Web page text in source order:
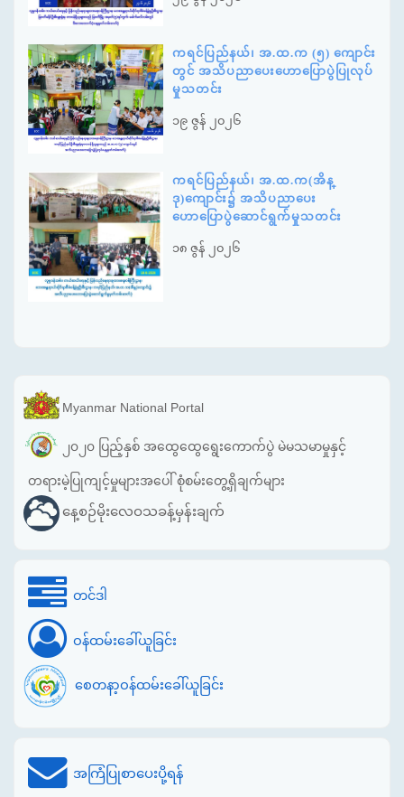
ကရင်ပြည်နယ်၊ အ.ထ.က (၅) ကျောင်း
တွင် အသိပညာပေးဟောပြောပွဲပြုလုပ်
မှုသတင်း
၁၉ ဇွန် ၂၀၂၆
ကရင်ပြည်နယ်၊ အ.ထ.က(အိန္
ဒု)ကျောင်း၌ အသိပညာပေး
ဟောပြောပွဲဆောင်ရွက်မှုသတင်း
၁၈ ဇွန် ၂၀၂၆
Myanmar National Portal
၂၀၂၀ ပြည့်နှစ် အထွေထွေရွေးကောက်ပွဲ မဲမသမာမှုနှင့်
တရားမဲ့ပြုကျင့်မှုများအပေါ် စုံစမ်းတွေ့ရှိချက်များ
နေ့စဉ်မိုးလေဝသခန့်မှန်းချက်
တင်ဒါ
ဝန်ထမ်းခေါ်ယူခြင်း
စေတနာ့ဝန်ထမ်းခေါ်ယူခြင်း
အကြံပြုစာပေးပို့ရန်